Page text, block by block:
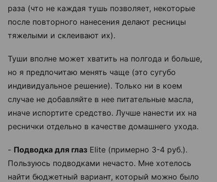
раза (что не каждая тушь позволяет, некоторые
после повторного нанесения делают ресницы
тяжелыми и склеивают их).
Туши вполне может хватить на полгода и больше,
но я предпочитаю менять чаще (это сугубо
индивидуальное решение). Только ни в коем
случае не добавляйте в нее питательные масла,
иначе испортите средство. Лучше нанести их на
реснички отдельно в качестве домашнего ухода.
- Подводка для глаз Elite (примерно 3-4 руб.).
Пользуюсь подводками нечасто. Мне хотелось
найти бюджетный вариант, который можно было